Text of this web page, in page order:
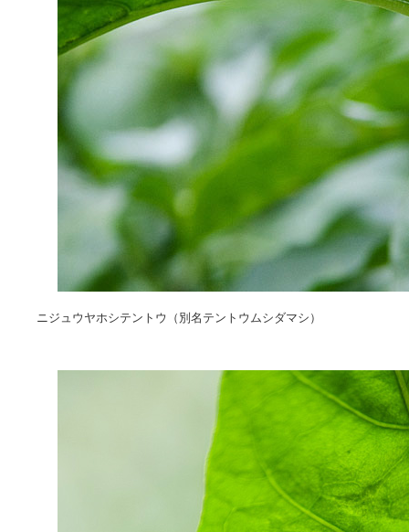
ニジュウヤホシテントウ（別名テントウムシダマシ）